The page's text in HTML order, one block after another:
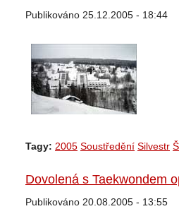
Publikováno 25.12.2005 - 18:44
Tagy: 2005 Soustředění Silvestr
Dovolená s Taekwondem
Publikováno 20.08.2005 - 13:55